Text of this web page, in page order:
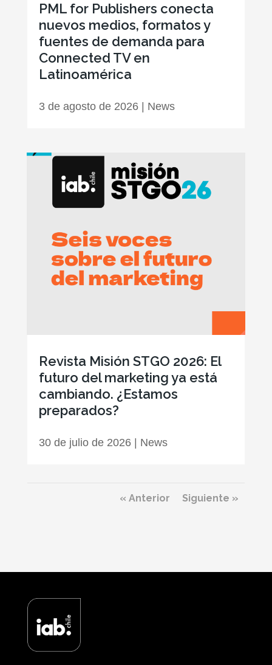
PML for Publishers conecta
nuevos medios, formatos y
fuentes de demanda para
Connected TV en
Latinoamérica
3 de agosto de 2026| News
Revista Misión STGO 2026: El
futuro del marketing ya está
cambiando. ¿Estamos
preparados?
30 de julio de 2026| News
« Anterior Siguiente »